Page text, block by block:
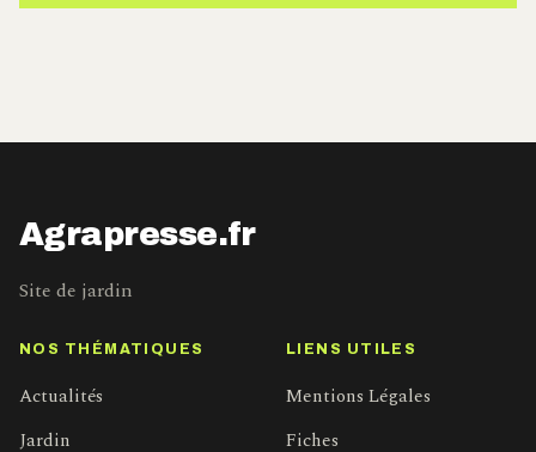
Agrapresse.fr
Site de jardin
NOS THÉMATIQUES
Actualités
Jardin
LIENS UTILES
Mentions Légales
Fiches